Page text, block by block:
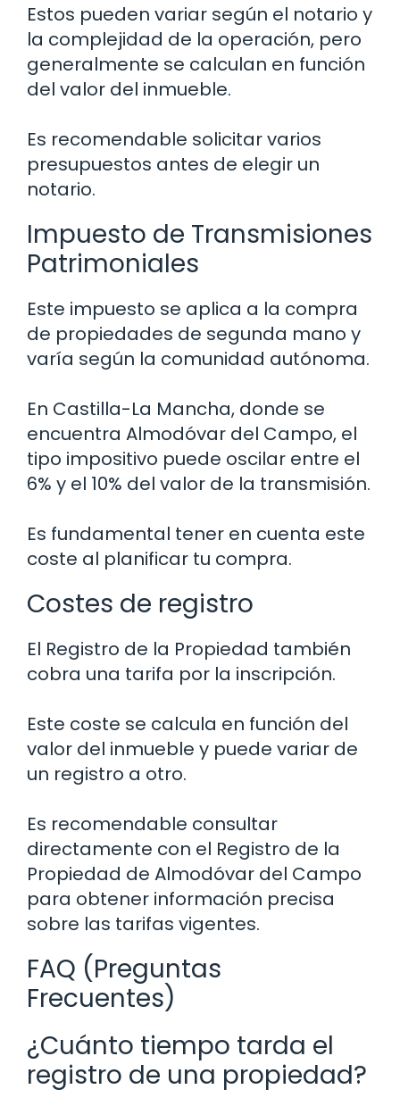
Estos pueden variar según el notario y
la complejidad de la operación, pero
generalmente se calculan en función
del valor del inmueble.
Es recomendable solicitar varios
presupuestos antes de elegir un
notario.
Impuesto de Transmisiones
Patrimoniales
Este impuesto se aplica a la compra
de propiedades de segunda mano y
varía según la comunidad autónoma.
En Castilla-La Mancha, donde se
encuentra Almodóvar del Campo, el
tipo impositivo puede oscilar entre el
6% y el 10% del valor de la transmisión.
Es fundamental tener en cuenta este
coste al planificar tu compra.
Costes de registro
El Registro de la Propiedad también
cobra una tarifa por la inscripción.
Este coste se calcula en función del
valor del inmueble y puede variar de
un registro a otro.
Es recomendable consultar
directamente con el Registro de la
Propiedad de Almodóvar del Campo
para obtener información precisa
sobre las tarifas vigentes.
FAQ (Preguntas
Frecuentes)
¿Cuánto tiempo tarda el
registro de una propiedad?